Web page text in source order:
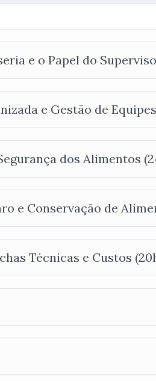
e o Papel do
e Gestão de Equipes
dos Alimentos
e Conservação de
Técnicas e Custos